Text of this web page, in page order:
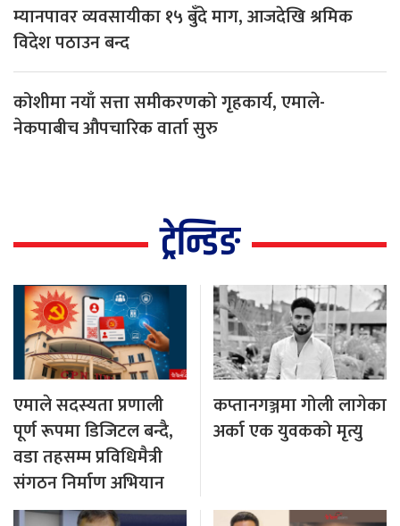
म्यानपावर व्यवसायीका १५ बुँदे माग, आजदेखि श्रमिक
विदेश पठाउन बन्द
कोशीमा नयाँ सत्ता समीकरणको गृहकार्य, एमाले-
नेकपाबीच औपचारिक वार्ता सुरु
ट्रेन्डिङ
एमाले सदस्यता प्रणाली
पूर्ण रूपमा डिजिटल बन्दै,
वडा तहसम्म प्रविधिमैत्री
संगठन निर्माण अभियान
कप्तानगञ्जमा गोली लागेका
अर्का एक युवकको मृत्यु